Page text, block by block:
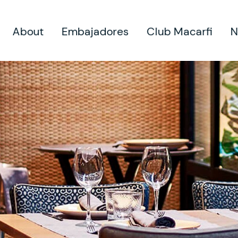
About Embajadores Club Macarfi